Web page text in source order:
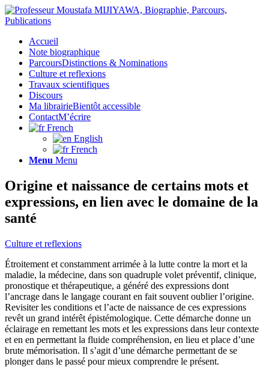
Accueil
Note biographique
ParcoursDistinctions & Nominations
Culture et reflexions
Travaux scientifiques
Discours
Ma librairieBientôt accessible
ContactM’écrire
French
English
French
Menu Menu
Origine et naissance de certains mots et
expressions, en lien avec le domaine de la
santé
Culture et reflexions
Étroitement et constamment arrimée à la lutte contre la mort et la
maladie, la médecine, dans son quadruple volet préventif, clinique,
pronostique et thérapeutique, a généré des expressions dont
l’ancrage dans le langage courant en fait souvent oublier l’origine.
Revisiter les conditions et l’acte de naissance de ces expressions
revêt un grand intérêt épistémologique. Cette démarche donne un
éclairage en remettant les mots et les expressions dans leur contexte
et en en permettant la fluide compréhension, en lieu et place d’une
brute mémorisation. Il s’agit d’une démarche permettant de se
plonger dans le passé pour mieux comprendre le présent.